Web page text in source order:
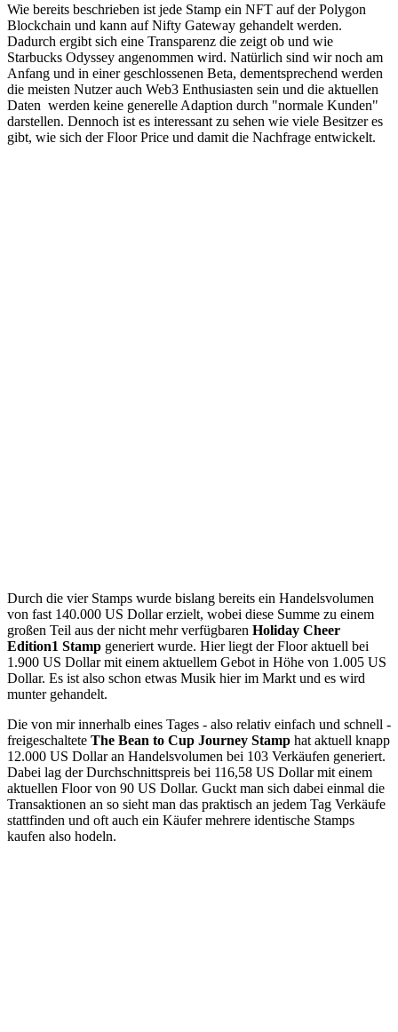
Wie bereits beschrieben ist jede Stamp ein NFT auf der Polygon
Blockchain und kann auf Nifty Gateway gehandelt werden.
Dadurch ergibt sich eine Transparenz die zeigt ob und wie
Starbucks Odyssey angenommen wird. Natürlich sind wir noch am
Anfang und in einer geschlossenen Beta, dementsprechend werden
die meisten Nutzer auch Web3 Enthusiasten sein und die aktuellen
Daten werden keine generelle Adaption durch "normale Kunden"
darstellen. Dennoch ist es interessant zu sehen wie viele Besitzer es
gibt, wie sich der Floor Price und damit die Nachfrage entwickelt.
Durch die vier Stamps wurde bislang bereits ein Handelsvolumen
von fast 140.000 US Dollar erzielt, wobei diese Summe zu einem
großen Teil aus der nicht mehr verfügbaren Holiday Cheer
Edition1 Stamp generiert wurde. Hier liegt der Floor aktuell bei
1.900 US Dollar mit einem aktuellem Gebot in Höhe von 1.005 US
Dollar. Es ist also schon etwas Musik hier im Markt und es wird
munter gehandelt.
Die von mir innerhalb eines Tages - also relativ einfach und schnell -
freigeschaltete The Bean to Cup Journey Stamp hat aktuell knapp
12.000 US Dollar an Handelsvolumen bei 103 Verkäufen generiert.
Dabei lag der Durchschnittspreis bei 116,58 US Dollar mit einem
aktuellen Floor von 90 US Dollar. Guckt man sich dabei einmal die
Transaktionen an so sieht man das praktisch an jedem Tag Verkäufe
stattfinden und oft auch ein Käufer mehrere identische Stamps
kaufen also hodeln.